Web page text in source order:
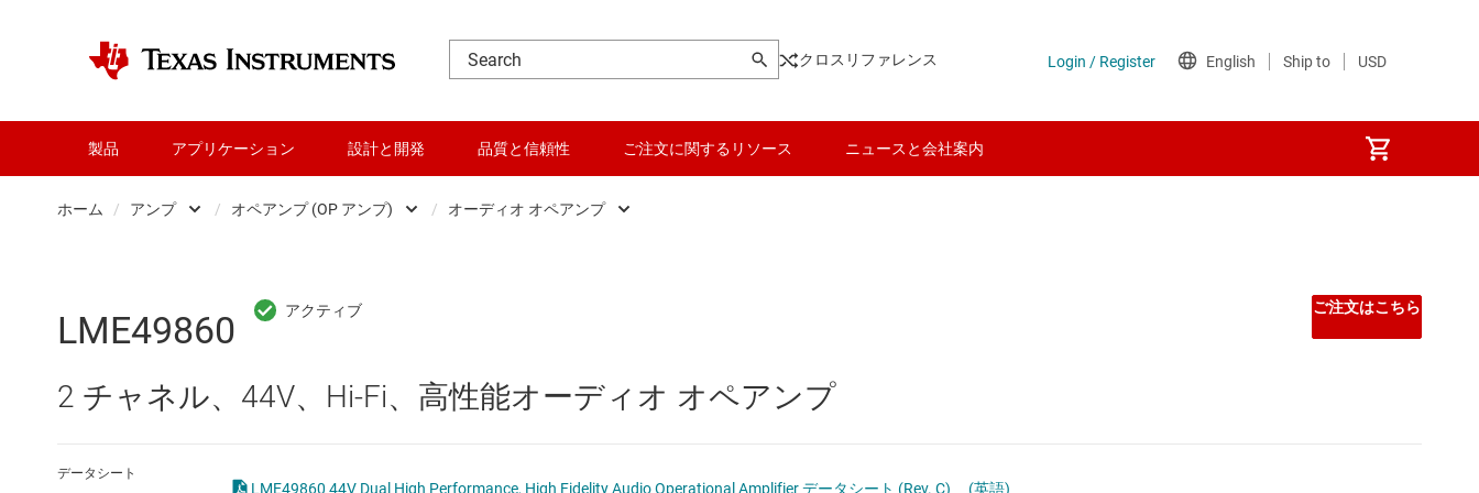
クロスリファレンス
製品 アプリケーション 設計と開発 品質と信頼性 ご注文に関するリソース ニュースと会社案内
ホーム / アンプ
RF とマイクロ波
インターフェイス マイコン (MCU) / プロセッサ
/ オペアンプ (OP アンプ)
オペアンプ (OP アンプ)
スペシャル ファンクション アンプ
/ オーディオ オペアンプ
高精度オペアンプ (Vos が 1mV 未満)
LME49860
2 チャネル、44V、Hi-Fi、高性能オーディオ オペアンプ
ご注文はこちら
データシート
LME49860 44V Dual High Performance, High Fidelity Audio Operational Amplifier データシート (Rev. C) (英語)